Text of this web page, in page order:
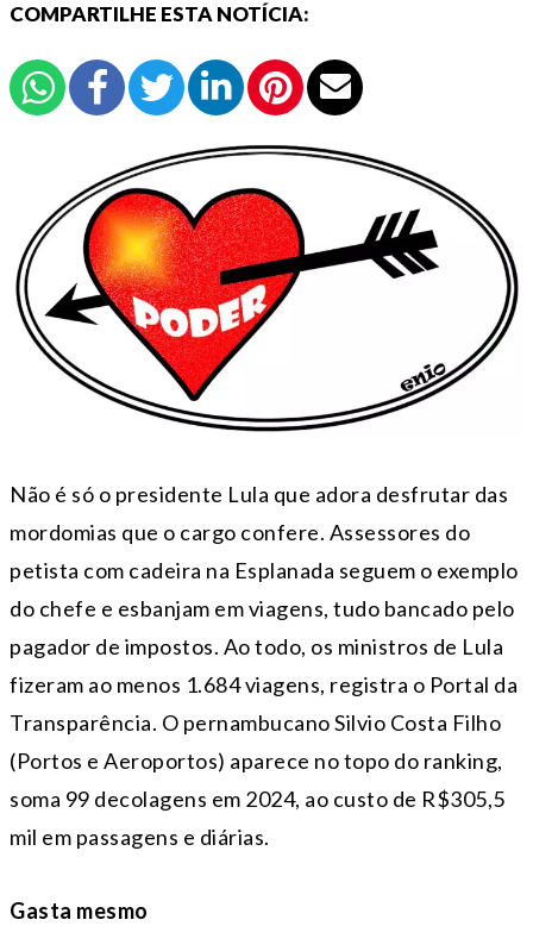
COMPARTILHE ESTA NOTÍCIA:
Não é só o presidente Lula que adora desfrutar das
mordomias que o cargo confere. Assessores do
petista com cadeira na Esplanada seguem o exemplo
do chefe e esbanjam em viagens, tudo bancado pelo
pagador de impostos. Ao todo, os ministros de Lula
fizeram ao menos 1.684 viagens, registra o Portal da
Transparência. O pernambucano Silvio Costa Filho
(Portos e Aeroportos) aparece no topo do ranking,
soma 99 decolagens em 2024, ao custo de R$305,5
mil em passagens e diárias.
Gasta mesmo